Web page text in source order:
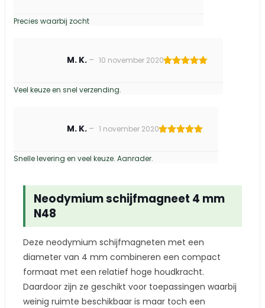
Precies waarbij zocht
M. K. – 10 november 2020
Veel keuze en snel verzending.
M. K. – 1 november 2020
Snelle levering en veel keuze. Aanrader.
Neodymium schijfmagneet 4 mm
N48
Deze neodymium schijfmagneten met een
diameter van 4 mm combineren een compact
formaat met een relatief hoge houdkracht.
Daardoor zijn ze geschikt voor toepassingen waarbij
weinig ruimte beschikbaar is maar toch een